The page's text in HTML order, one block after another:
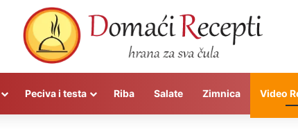
Peciva i testa Riba Salate Zimnica Video